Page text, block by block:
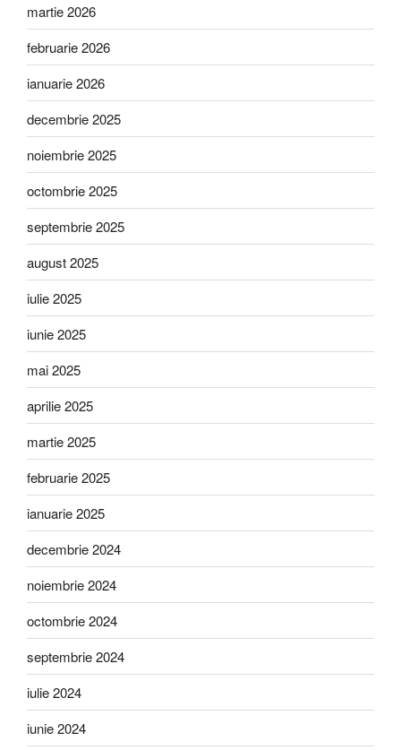
martie 2026
februarie 2026
ianuarie 2026
decembrie 2025
noiembrie 2025
octombrie 2025
septembrie 2025
august 2025
iulie 2025
iunie 2025
mai 2025
aprilie 2025
martie 2025
februarie 2025
ianuarie 2025
decembrie 2024
noiembrie 2024
octombrie 2024
septembrie 2024
iulie 2024
iunie 2024